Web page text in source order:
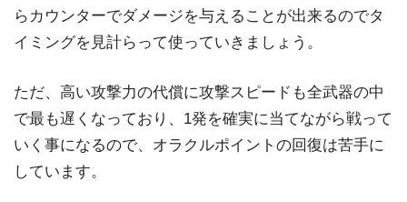
らカウンターでダメージを与えることが出来るのでタ
イミングを見計らって使っていきましょう。
ただ、高い攻撃力の代償に攻撃スピードも全武器の中
で最も遅くなっており、1発を確実に当てながら戦って
いく事になるので、オラクルポイントの回復は苦手に
しています。